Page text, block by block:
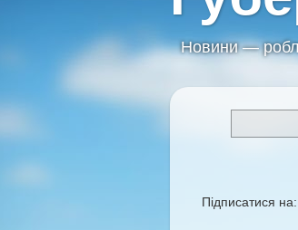
Новини —
Підписатися на: